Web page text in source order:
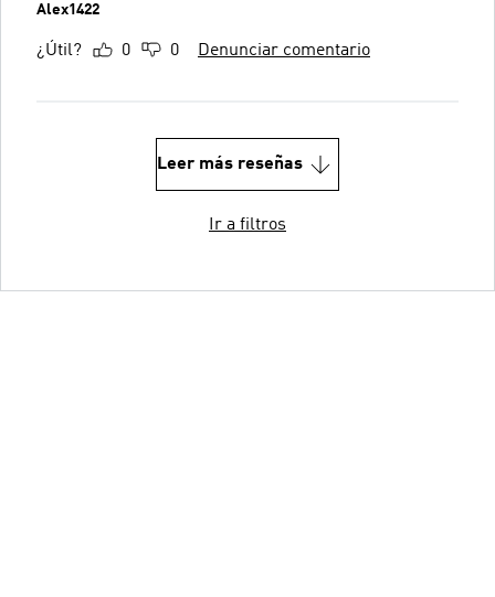
Alex1422
¿Útil? 0 0 Denunciar comentario
Leer más reseñas
Ir a filtros